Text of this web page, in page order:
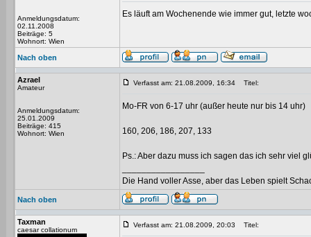
Anmeldungsdatum:
02.11.2008
Beiträge: 5
Wohnort: Wien
Es läuft am Wochenende wie immer gut, letzte
Nach oben
Azrael
Amateur
Anmeldungsdatum:
25.01.2009
Beiträge: 415
Wohnort: Wien
Verfasst am: 21.08.2009, 16:34 Titel:
Mo-FR von 6-17 uhr (außer heute nur bis 14 uhr)
160, 206, 186, 207, 133
Ps.: Aber dazu muss ich sagen das ich sehr viel
Die Hand voller Asse, aber das Leben spielt
Nach oben
Taxman
caesar collationum
Verfasst am: 21.08.2009, 20:03 Titel: